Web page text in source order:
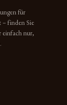
für
– finden Sie
einfach nur,